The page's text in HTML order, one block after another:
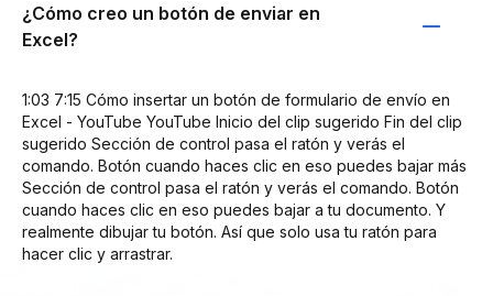
¿Cómo creo un botón de enviar en
Excel?
1:03 7:15 Cómo insertar un botón de formulario de envío en
Excel - YouTube YouTube Inicio del clip sugerido Fin del clip
sugerido Sección de control pasa el ratón y verás el
comando. Botón cuando haces clic en eso puedes bajar más
Sección de control pasa el ratón y verás el comando. Botón
cuando haces clic en eso puedes bajar a tu documento. Y
realmente dibujar tu botón. Así que solo usa tu ratón para
hacer clic y arrastrar.